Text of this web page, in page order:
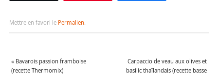
Mettre en favori le Permalien.
« Bavarois passion framboise
(recette Thermomix)
Carpaccio de veau aux olives et
basilic thaïlandais (recette basse